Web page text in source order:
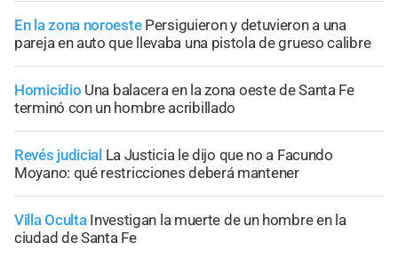
En la zona noroeste Persiguieron y detuvieron a una
pareja en auto que llevaba una pistola de grueso calibre
Homicidio Una balacera en la zona oeste de Santa Fe
terminó con un hombre acribillado
Revés judicial La Justicia le dijo que no a Facundo
Moyano: qué restricciones deberá mantener
Villa Oculta Investigan la muerte de un hombre en la
ciudad de Santa Fe